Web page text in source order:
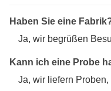
Haben Sie eine
Ja, wir begrüßen
Kann ich eine Probe
Ja, wir liefern